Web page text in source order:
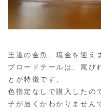
王道の金魚、琉金を迎え
ブロードテールは、尾び
とが特徴です。
色指定なしで購入したの
子が届くかわかりません